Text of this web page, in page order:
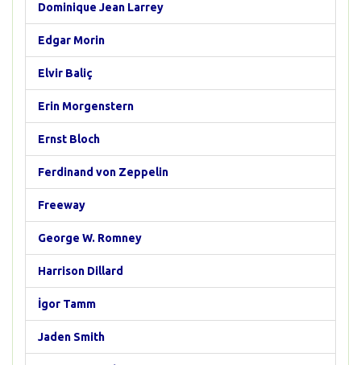
Dominique Jean Larrey
Edgar Morin
Elvir Baliç
Erin Morgenstern
Ernst Bloch
Ferdinand von Zeppelin
Freeway
George W. Romney
Harrison Dillard
İgor Tamm
Jaden Smith